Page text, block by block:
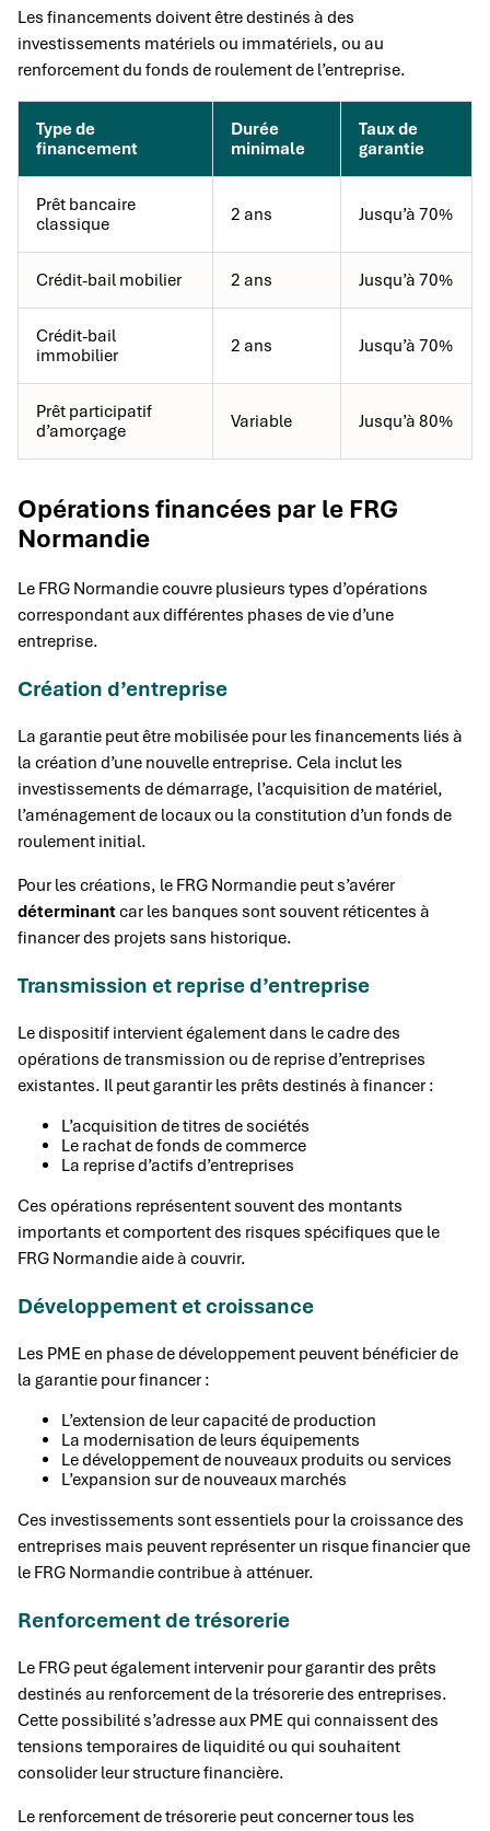
Les financements doivent être destinés à des
investissements matériels ou immatériels, ou au
renforcement du fonds de roulement de l’entreprise.
Type de
financement
Durée
minimale
Taux de
garantie
Prêt bancaire
classique
2 ans Jusqu’à 70%
Crédit-bail mobilier 2 ans Jusqu’à 70%
Crédit-bail
immobilier
2 ans Jusqu’à 70%
Prêt participatif
d’amorçage
Variable Jusqu’à 80%
Opérations financées par le FRG
Normandie
Le FRG Normandie couvre plusieurs types d’opérations
correspondant aux différentes phases de vie d’une
entreprise.
Création d’entreprise
La garantie peut être mobilisée pour les financements liés à
la création d’une nouvelle entreprise. Cela inclut les
investissements de démarrage, l’acquisition de matériel,
l’aménagement de locaux ou la constitution d’un fonds de
roulement initial.
Pour les créations, le FRG Normandie peut s’avérer
déterminantcar les banques sont souvent réticentes à
financer des projets sans historique.
Transmission et reprise d’entreprise
Le dispositif intervient également dans le cadre des
opérations de transmission ou de reprise d’entreprises
existantes. Il peut garantir les prêts destinés à financer :
L’acquisition de titres de sociétés
Le rachat de fonds de commerce
La reprise d’actifs d’entreprises
Ces opérations représentent souvent des montants
importants et comportent des risques spécifiques que le
FRG Normandie aide à couvrir.
Développement et croissance
Les PME en phase de développement peuvent bénéficier de
la garantie pour financer :
L’extension de leur capacité de production
La modernisation de leurs équipements
Le développement de nouveaux produits ou services
L’expansion sur de nouveaux marchés
Ces investissements sont essentiels pour la croissance des
entreprises mais peuvent représenter un risque financier que
le FRG Normandie contribue à atténuer.
Renforcement de trésorerie
Le FRG peut également intervenir pour garantir des prêts
destinés au renforcement de la trésorerie des entreprises.
Cette possibilité s’adresse aux PME qui connaissent des
tensions temporaires de liquidité ou qui souhaitent
consolider leur structure financière.
Le renforcement de trésorerie peut concerner tous les